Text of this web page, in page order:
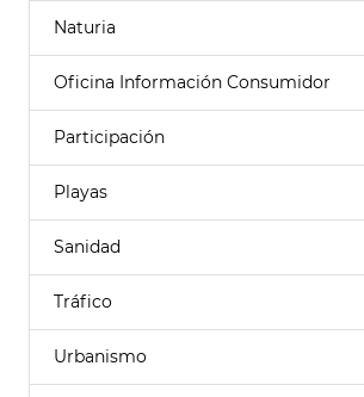
Naturia
Oficina Información Consumidor
Participación
Playas
Sanidad
Tráfico
Urbanismo